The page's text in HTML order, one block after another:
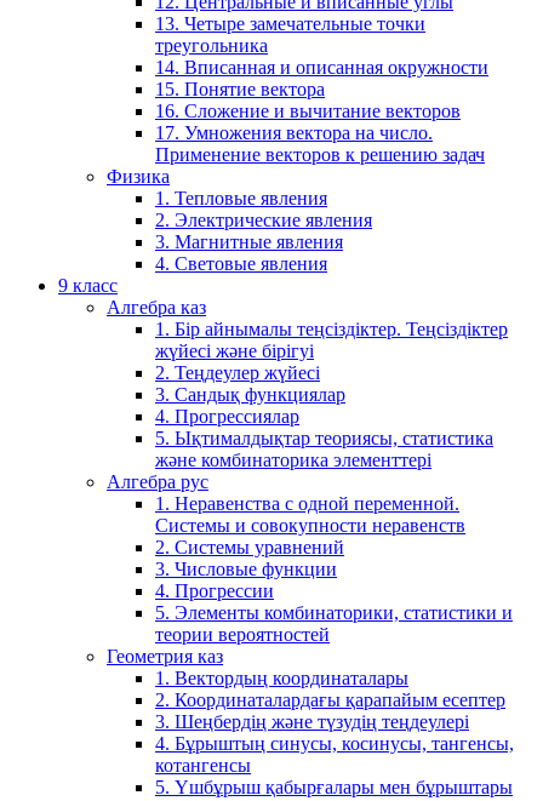
13. Четыре замечательные точки
треугольника
14. Вписанная и описанная окружности
15. Понятие вектора
16. Сложение и вычитание векторов
17. Умножения вектора на число.
Применение векторов к решению задач
Физика
1. Тепловые явления
2. Электрические явления
3. Магнитные явления
4. Световые явления
9 класс
Алгебра каз
1. Бір айнымалы теңсіздіктер. Теңсіздіктер
жүйесі және бірігуі
2. Теңдеулер жүйесі
3. Сандық функциялар
4. Прогрессиялар
5. Ықтималдықтар теориясы, статистика
және комбинаторика элементтері
Алгебра рус
1. Неравенства с одной переменной.
Системы и совокупности неравенств
2. Системы уравнений
3. Числовые функции
4. Прогрессии
5. Элементы комбинаторики, статистики и
теории вероятностей
Геометрия каз
1. Вектордың координаталары
2. Координаталардағы қарапайым есептер
3. Шеңбердің және түзудің теңдеулері
4. Бұрыштың синусы, косинусы, тангенсы,
котангенсы
5. Үшбұрыш қабырғалары мен бұрыштары